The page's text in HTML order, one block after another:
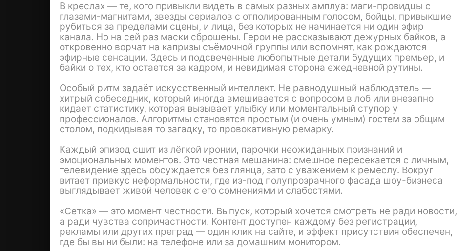
В креслах — те, кого привыкли видеть в самых разных амплуа: маги-провидцы с
глазами-магнитами, звезды сериалов с отполированным голосом, бойцы, привыкшие
рубиться за пределами сцены, и лица, без которых не начинается ни один эфир
канала. Но на сей раз маски сброшены. Герои не рассказывают дежурных байков, а
откровенно ворчат на капризы съёмочной группы или вспомнят, как рождаются
эфирные сенсации. Здесь и подсвеченные любопытные детали будущих премьер, и
байки о тех, кто остается за кадром, и невидимая сторона ежедневной рутины.
Особый ритм задаёт искусственный интеллект. Не равнодушный наблюдатель —
хитрый собеседник, который иногда вмешивается с вопросом в лоб или внезапно
кидает статистику, которая вызывает улыбку или моментальный ступор у
профессионалов. Алгоритмы становятся простым (и очень умным) гостем за общим
столом, подкидывая то загадку, то провокативную ремарку.
Каждый эпизод сшит из лёгкой иронии, парочки неожиданных признаний и
эмоциональных моментов. Это честная мешанина: смешное пересекается с личным,
телевидение здесь обсуждается без глянца, зато с уважением к ремеслу. Вокруг
витает привкус неформальности, где из-под полупрозрачного фасада шоу-бизнеса
выглядывает живой человек с его сомнениями и слабостями.
«Сетка» — это момент честности. Выпуск, который хочется смотреть не ради новости,
а ради чувства сопричастности. Контент доступен каждому без регистрации,
рекламы или других преград — один клик на сайте, и эффект присутствия обеспечен,
где бы вы ни были: на телефоне или за домашним монитором.